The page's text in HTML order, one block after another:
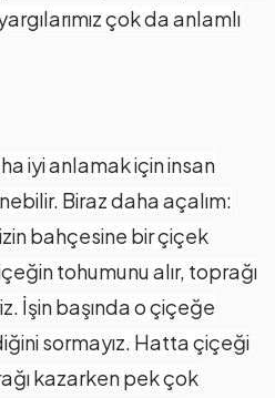
çok da anlamlı
iyi anlamak için insan
Biraz daha açalım:
bahçesine bir çiçek
tohumunu alır, toprağı
İşin başında o çiçeğe
sormayız. Hatta çiçeği
kazarken pek çok